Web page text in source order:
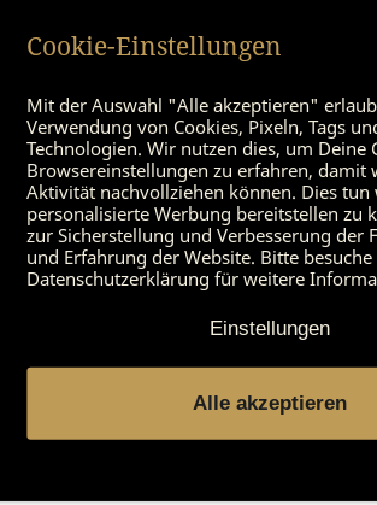
Abenteuer stürzen!
Cookie-Einstellungen
Mit der Auswahl "Alle akzeptieren"
Verwendung von Cookies, Pixeln, Tags
Technologien. Wir nutzen dies, um Deine
Browsereinstellungen zu erfahren, damit
Aktivität nachvollziehen können. Dies
personalisierte Werbung bereitstellen zu
zur Sicherstellung und Verbesserung der
und Erfahrung der Website. Bitte
Datenschutzerklärung für weitere
Einstellungen
Alle akzeptieren